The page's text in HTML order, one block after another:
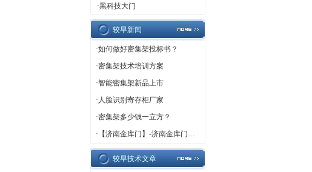
·黑科技大门
较早新闻
·如何做好密集架投标书？
·密集架技术培训方案
·智能密集架新品上市
· 人脸识别寄存柜厂家
·密集架多少钱一立方？
· 【济南金库门】-济南金库门厂家,济南金库门定做
较早技术文章